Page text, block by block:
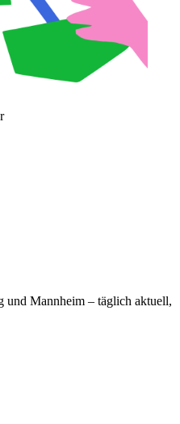
und Mannheim – täglich aktuell,